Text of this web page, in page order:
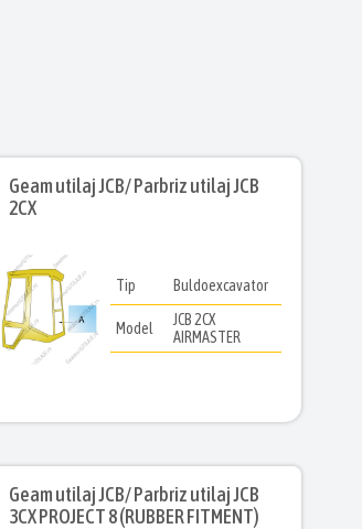
Geam utilaj JCB/ Parbriz utilaj JCB
2CX
Tip Buldoexcavator
Model
JCB 2CX
AIRMASTER
Geam utilaj JCB/ Parbriz utilaj JCB
3CX PROJECT 8 (RUBBER FITMENT)